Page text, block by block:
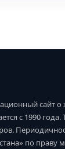
сайт о
с 1990
по праву